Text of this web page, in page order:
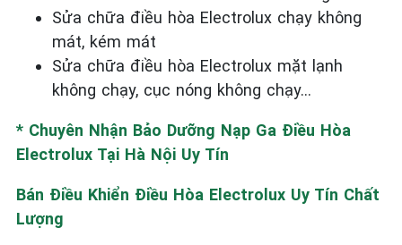
Sửa chữa điều hòa Electrolux chạy không
mát, kém mát
Sửa chữa điều hòa Electrolux mặt lạnh
không chạy, cục nóng không chạy…
* Chuyên Nhận Bảo Dưỡng Nạp Ga Điều Hòa
Electrolux Tại Hà Nội Uy Tín
Bán Điều Khiển Điều Hòa Electrolux Uy Tín Chất
Lượng